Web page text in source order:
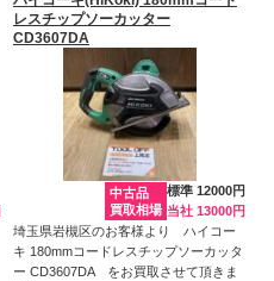
レスチップソーカッター
CD3607DA
中古品
買取相場
標準 12000円
当社 13000円
埼玉県岩槻区のお客様より ハイコー
キ 180mmコードレスチップソーカッタ
ー CD3607DA をお買取させて頂きま